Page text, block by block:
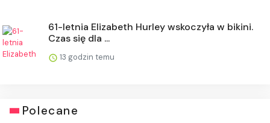
61-letnia Elizabeth Hurley wskoczyła w bikini.
Czas się dla ...
13 godzin temu
Polecane